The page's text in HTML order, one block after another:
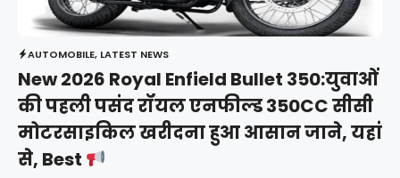
AUTOMOBILE, LATEST NEWS
New 2026 Royal Enfield Bullet 350:युवाओं
की पहली पसंद रॉयल एनफील्ड 350CC सीसी
मोटरसाइकिल खरीदना हुआ आसान जाने, यहां
से, Best